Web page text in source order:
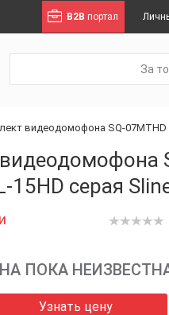
B2B портал
За
видеодомофона SQ-
15HD серая
ПОКА
Узнать цену